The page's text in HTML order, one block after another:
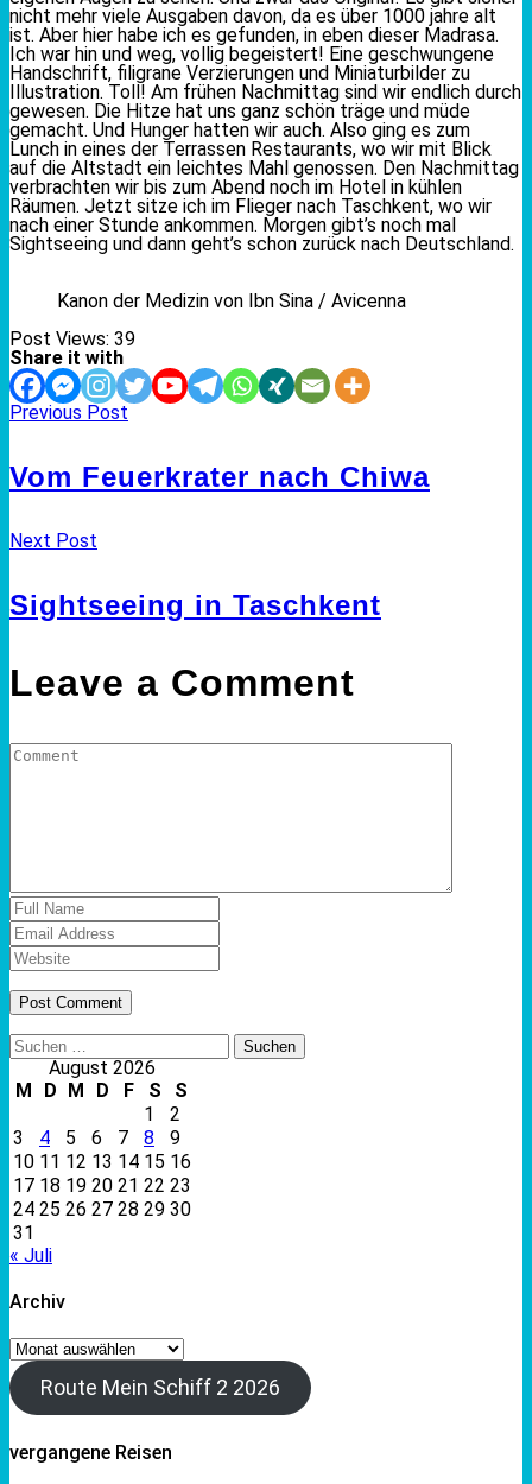
nicht mehr viele Ausgaben davon, da es über 1000 jahre alt
ist. Aber hier habe ich es gefunden, in eben dieser Madrasa.
Ich war hin und weg, vollig begeistert! Eine geschwungene
Handschrift, filigrane Verzierungen und Miniaturbilder zu
Illustration. Toll! Am frühen Nachmittag sind wir endlich durch
gewesen. Die Hitze hat uns ganz schön träge und müde
gemacht. Und Hunger hatten wir auch. Also ging es zum
Lunch in eines der Terrassen Restaurants, wo wir mit Blick
auf die Altstadt ein leichtes Mahl genossen. Den Nachmittag
verbrachten wir bis zum Abend noch im Hotel in kühlen
Räumen. Jetzt sitze ich im Flieger nach Taschkent, wo wir
nach einer Stunde ankommen. Morgen gibt’s noch mal
Sightseeing und dann geht’s schon zurück nach Deutschland.
Kanon der Medizin von Ibn Sina / Avicenna
Post Views: 39
Share it with
Previous Post
Vom Feuerkrater nach Chiwa
Next Post
Sightseeing in Taschkent
Leave a Comment
Suchen
nach:August 2026
M
D M D F S
S
1
2
3
4 5 6 7 8
9
10 11 12 13 14 15 16
17 18 19 20 21 22 23
24 25 26 27 28 29 30
31
« Juli
Archiv
Archiv
Route Mein Schiff 2 2026
vergangene Reisen